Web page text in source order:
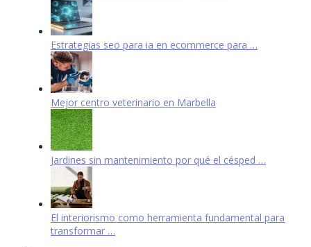
Estrategias seo para ia en ecommerce para …
Mejor centro veterinario en Marbella
Jardines sin mantenimiento por qué el césped …
El interiorismo como herramienta fundamental para
transformar …